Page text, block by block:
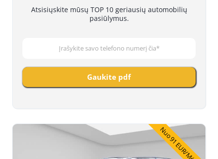
Atsisiųskite mūsų TOP 10 geriausių automobilių
pasiūlymus.
Gaukite pdf
Nuo 91 EUR/Mėn.*